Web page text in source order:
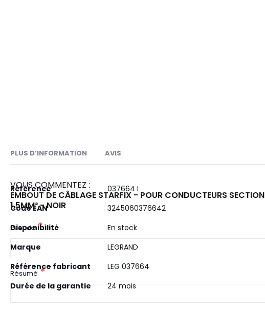
PLUS D’INFORMATION
Plus
d’information
Référence
037664 L
Code EAN
3245060376642
Disponibilité
En stock
Marque
LEGRAND
Référence fabricant
LEG 037664
Durée de la garantie
24 mois
AVIS
VOUS COMMENTEZ :
EMBOUT DE CÂBLAGE STARFIX - POUR CONDUCTEURS SECTION
1,5MM² - NOIR
Pseudo
Résumé